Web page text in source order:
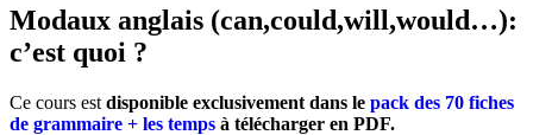
Modaux anglais (can,could,will,would…):
c’est quoi ?
Ce cours est disponible exclusivement dans le pack des 70 fiches
de grammaire + les temps à télécharger en PDF.